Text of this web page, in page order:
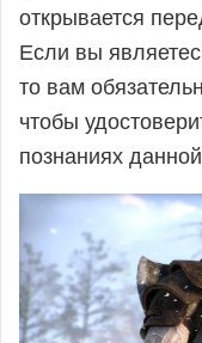
тесты,
квизы
онлайн
открывается
Если вы
то вам
чтобы
познаниях